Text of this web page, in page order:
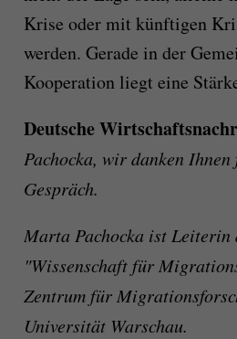
Krise oder mit künftigen
werden. Gerade in der
Kooperation liegt eine
Deutsche
Pachocka, wir danken Ihnen
Gespräch.
Marta Pachocka ist
"Wissenschaft für
Zentrum für
Universität Warschau.